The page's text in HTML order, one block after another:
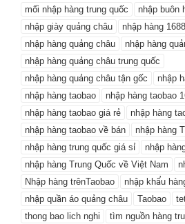
mối nhập hàng trung quốc
nhập buôn
nhập giày quảng châu
nhập hàng 1688
nhập hàng quảng châu
nhập hàng
nhập hàng quảng châu trung quốc
nhập hàng quảng châu tận gốc
nhập
nhập hàng taobao
nhập hàng taobao
nhập hàng taobao giá rẻ
nhập hàng
nhập hàng taobao về bán
nhập hàng
nhập hàng trung quốc giá sỉ
nhập
nhập hàng Trung Quốc về Việt Nam
Nhập hàng trênTaobao
nhập khẩu
nhập quần áo quảng châu
Taobao
thong bao lich nghi
tìm nguồn hàng